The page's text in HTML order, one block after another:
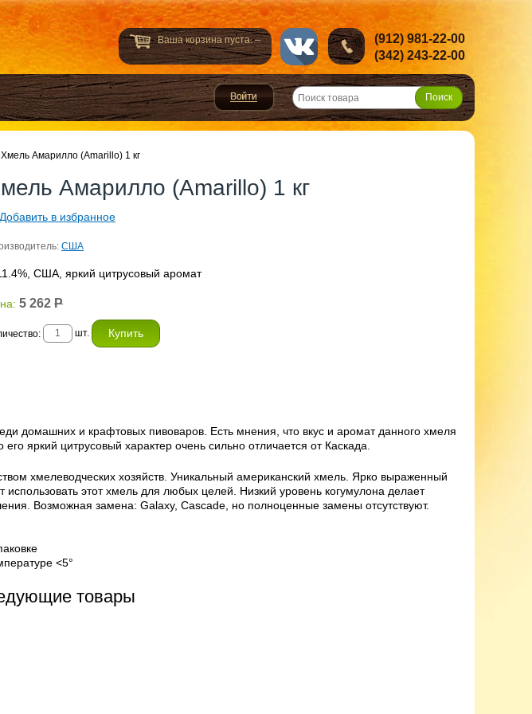
Ваша корзина пуста. –
(912) 981-22-00
(342) 243-22-00
Хмель Амарилло (Amarillo) 1 кг
Амарилло (Amarillo) 1 кг
Добавить в избранное
США
США, яркий цитрусовый аромат
5 262 Р
шт.
домашних и крафтовых пивоваров. Есть мнения, что вкус и аромат данного хмеля
яркий цитрусовый характер очень сильно отличается от Каскада.
хмелеводческих хозяйств. Уникальный американский хмель. Ярко выраженный
этот хмель для любых целей. Низкий уровень когумулона делает
Возможная замена: Galaxy, Cascade, но полноценные замены отсутствуют.
<5°
товары